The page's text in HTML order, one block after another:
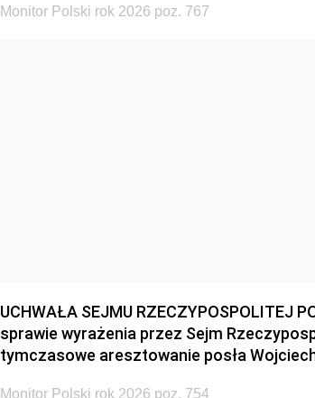
Monitor Polski rok 2026 poz. 767
UCHWAŁA SEJMU RZECZYPOSPOLITEJ
sprawie wyrażenia przez Sejm
tymczasowe aresztowanie posła
Monitor Polski rok 2026 poz. 754